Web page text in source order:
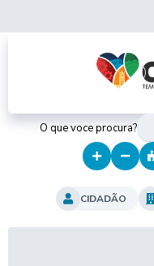
O que voce procura?
CIDADÃO